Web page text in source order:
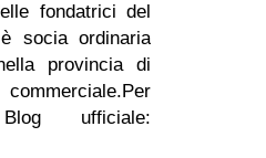
fondatrici del
socia ordinaria
provincia di
Per
Blog ufficiale: